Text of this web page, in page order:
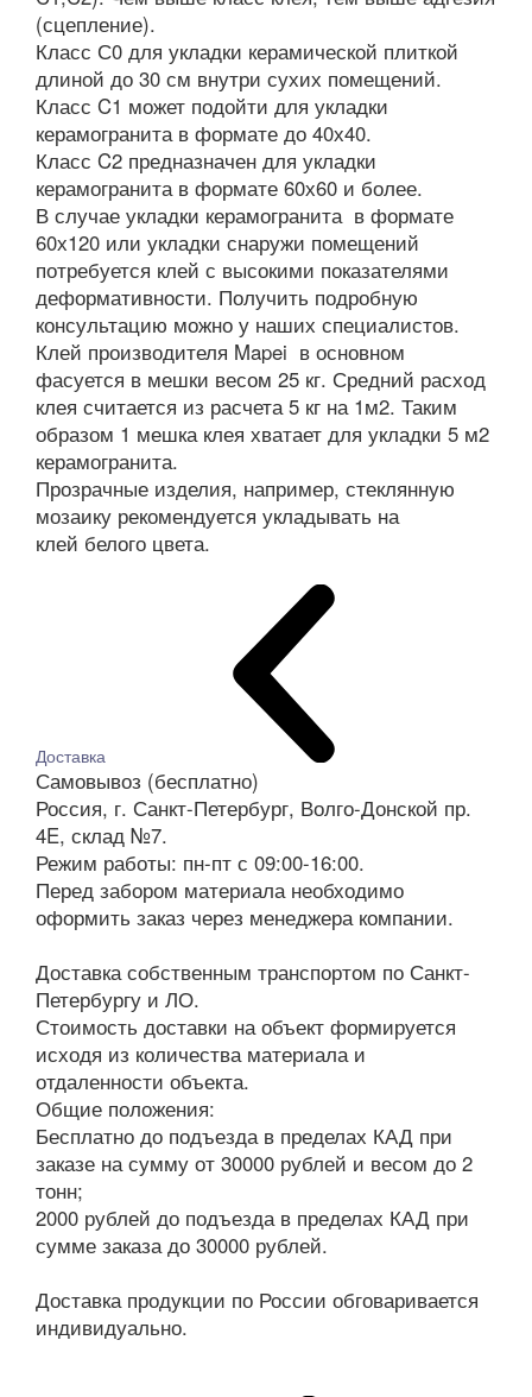
(сцепление).
Класс С0 для укладки керамической плиткой
длиной до 30 см внутри сухих помещений.
Класс C1 может подойти для укладки
керамогранита в формате до 40х40.
Класс C2 предназначен для укладки
керамогранита в формате 60х60 и более.
В случае укладки керамогранита в формате
60х120 или укладки снаружи помещений
потребуется клей с высокими показателями
деформативности. Получить подробную
консультацию можно у наших специалистов.
Клей производителя Mapei в основном
фасуется в мешки весом 25 кг. Средний расход
клея считается из расчета 5 кг на 1м2. Таким
образом 1 мешка клея хватает для укладки 5 м2
керамогранита.
Прозрачные изделия, например, стеклянную
мозаику рекомендуется укладывать на
клей белого цвета.
Доставка
Самовывоз (бесплатно)
Россия, г. Санкт-Петербург, Волго-Донской пр.
4E, склад №7.
Режим работы: пн-пт с 09:00-16:00.
Перед забором материала необходимо
оформить заказ через менеджера компании.
Доставка собственным транспортом по Санкт-
Петербургу и ЛО.
Стоимость доставки на объект формируется
исходя из количества материала и
отдаленности объекта.
Общие положения:
Бесплатно до подъезда в пределах КАД при
заказе на сумму от 30000 рублей и весом до 2
тонн;
2000 рублей до подъезда в пределах КАД при
сумме заказа до 30000 рублей.
Доставка продукции по России обговаривается
индивидуально.